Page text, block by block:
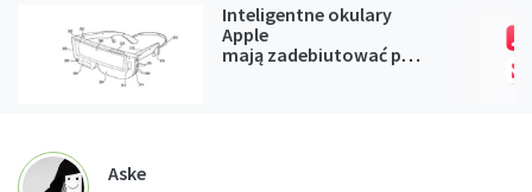
Inteligentne okulary
Apple
mają zadebiutować podczas
WWDC 2027
Aske